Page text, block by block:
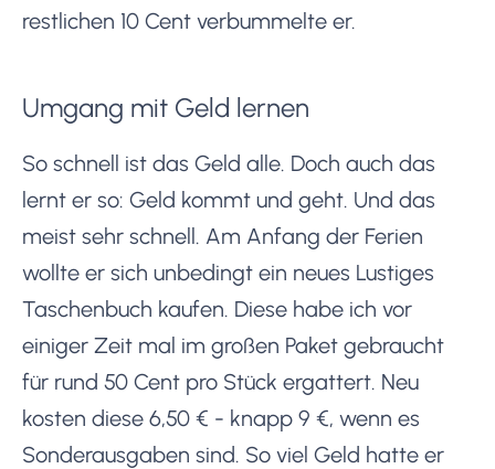
restlichen 10 Cent verbummelte er.
Umgang mit Geld lernen
So schnell ist das Geld alle. Doch auch das
lernt er so: Geld kommt und geht. Und das
meist sehr schnell. Am Anfang der Ferien
wollte er sich unbedingt ein neues Lustiges
Taschenbuch kaufen. Diese habe ich vor
einiger Zeit mal im großen Paket gebraucht
für rund 50 Cent pro Stück ergattert. Neu
kosten diese 6,50 € - knapp 9 €, wenn es
Sonderausgaben sind. So viel Geld hatte er